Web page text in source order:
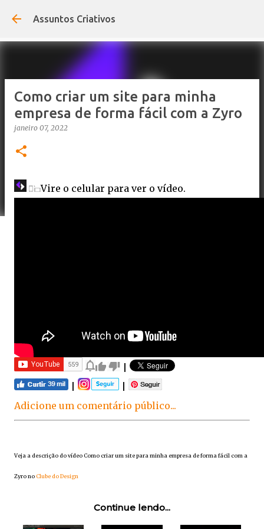
Pular para o conteúdo principal
Assuntos Criativos
Como criar um site para minha
empresa de forma fácil com a Zyro
janeiro 07, 2022
Vire o celular para ver o vídeo.
Adicione um comentário público...
Veja a descrição do vídeo Como criar um site para minha empresa de forma fácil com a
Zyro no Clube do Design
Continue lendo...